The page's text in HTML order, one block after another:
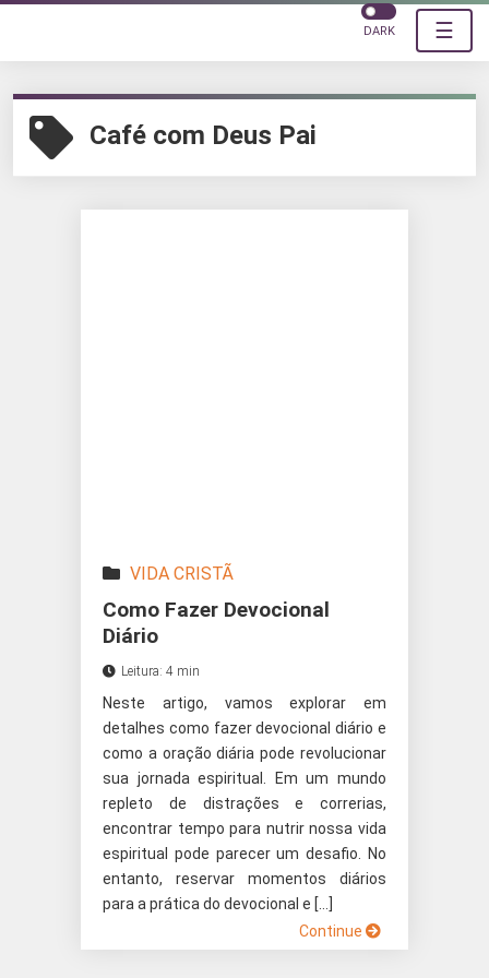
☰
DARK
Café com Deus Pai
VIDA CRISTÃ
Como Fazer Devocional
Diário
Leitura: 4 min
Neste artigo, vamos explorar em
detalhes como fazer devocional diário e
como a oração diária pode revolucionar
sua jornada espiritual. Em um mundo
repleto de distrações e correrias,
encontrar tempo para nutrir nossa vida
espiritual pode parecer um desafio. No
entanto, reservar momentos diários
para a prática do devocional e […]
Continue